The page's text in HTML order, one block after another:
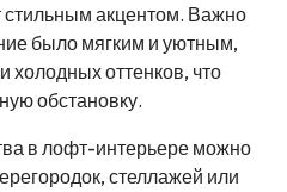
стильным акцентом. Важно
было мягким и уютным,
холодных оттенков, что
обстановку.
в лофт-интерьере можно
стеллажей или